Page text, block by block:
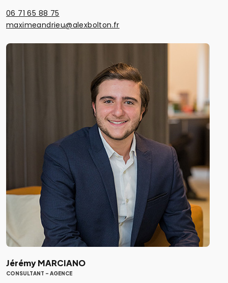
06 71 65 88 75
maximeandrieu@alexbolton.fr
Jérémy MARCIANO
CONSULTANT - AGENCE